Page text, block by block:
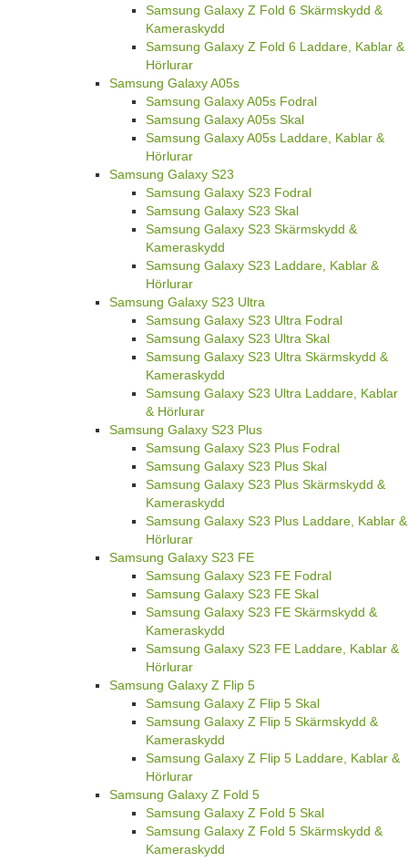
Samsung Galaxy Z Fold 6 Skärmskydd &
Kameraskydd
Samsung Galaxy Z Fold 6 Laddare, Kablar &
Hörlurar
Samsung Galaxy A05s
Samsung Galaxy A05s Fodral
Samsung Galaxy A05s Skal
Samsung Galaxy A05s Laddare, Kablar &
Hörlurar
Samsung Galaxy S23
Samsung Galaxy S23 Fodral
Samsung Galaxy S23 Skal
Samsung Galaxy S23 Skärmskydd &
Kameraskydd
Samsung Galaxy S23 Laddare, Kablar &
Hörlurar
Samsung Galaxy S23 Ultra
Samsung Galaxy S23 Ultra Fodral
Samsung Galaxy S23 Ultra Skal
Samsung Galaxy S23 Ultra Skärmskydd &
Kameraskydd
Samsung Galaxy S23 Ultra Laddare, Kablar
& Hörlurar
Samsung Galaxy S23 Plus
Samsung Galaxy S23 Plus Fodral
Samsung Galaxy S23 Plus Skal
Samsung Galaxy S23 Plus Skärmskydd &
Kameraskydd
Samsung Galaxy S23 Plus Laddare, Kablar &
Hörlurar
Samsung Galaxy S23 FE
Samsung Galaxy S23 FE Fodral
Samsung Galaxy S23 FE Skal
Samsung Galaxy S23 FE Skärmskydd &
Kameraskydd
Samsung Galaxy S23 FE Laddare, Kablar &
Hörlurar
Samsung Galaxy Z Flip 5
Samsung Galaxy Z Flip 5 Skal
Samsung Galaxy Z Flip 5 Skärmskydd &
Kameraskydd
Samsung Galaxy Z Flip 5 Laddare, Kablar &
Hörlurar
Samsung Galaxy Z Fold 5
Samsung Galaxy Z Fold 5 Skal
Samsung Galaxy Z Fold 5 Skärmskydd &
Kameraskydd